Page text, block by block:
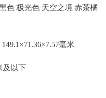
色 极光色 天空之境 赤茶橘
毫米
及以下